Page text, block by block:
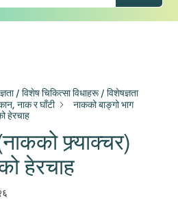
/ विशेष चिकित्सा विधाहरू / विशेषज्ञता
नाक र घाँटी
नाकको बाङ्गो भाग
हेरचाह
फ्र्याक्चर)
हेरचाह